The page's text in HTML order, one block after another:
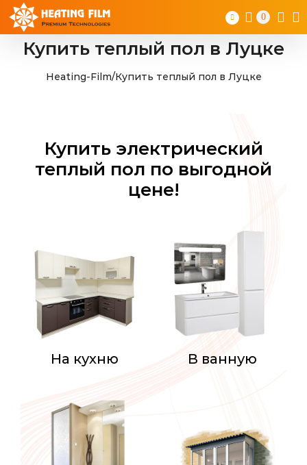
Skip
content
0
Купить теплый пол в Луцке
Heating-Film/Купить теплый пол в Луцке
Купить электрический
теплый пол по выгодной
цене!
На кухню В ванную